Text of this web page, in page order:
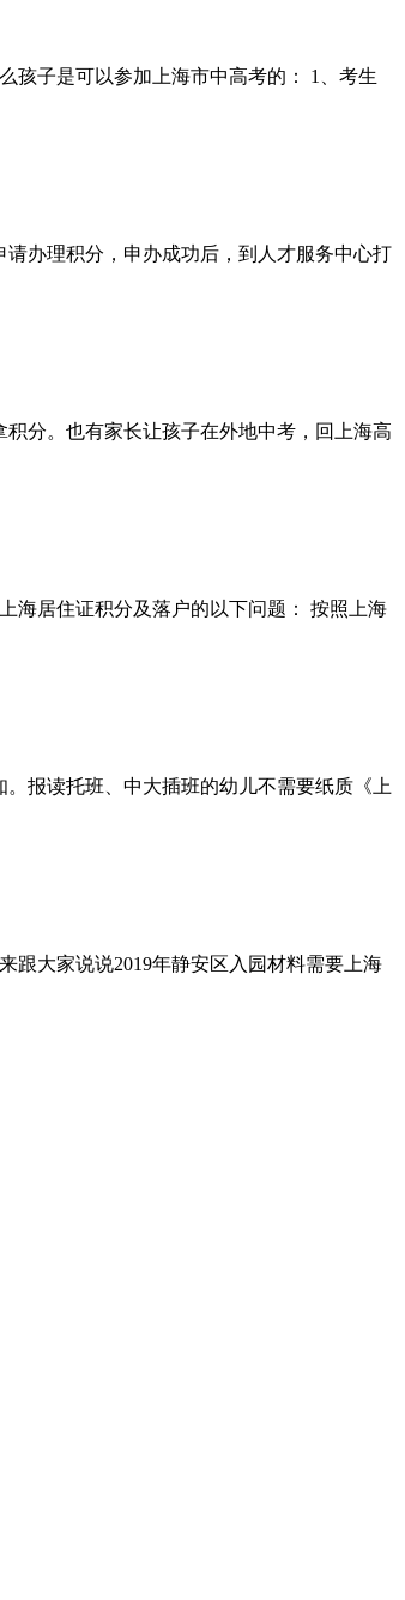
孩子是可以参加上海市中高考的： 1、考生
办理积分，申办成功后，到人才服务中心打
分。也有家长让孩子在外地中考，回上海高
海居住证积分及落户的以下问题： 按照上海
报读托班、中大插班的幼儿不需要纸质《上
跟大家说说2019年静安区入园材料需要上海